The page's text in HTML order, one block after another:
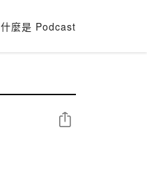
什麼是 Podcast
分享